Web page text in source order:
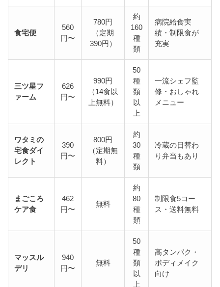
食宅便
560
円〜
780円
（定期
390円）
約
160
種
類
病院給食実
績・制限食が
充実
三ツ星フ
ァーム
626
円〜
990円
（14食以
上無料）
50
種
類
以
上
一流シェフ監
修・おしゃれ
メニュー
ワタミの
宅食ダイ
レクト
390
円〜
800円
（定期無
料）
約
30
種
類
冷蔵の日替わ
り弁当もあり
まごころ
ケア食
462
円〜
無料
約
80
種
類
制限食5コー
ス・送料無料
マッスル
デリ
940
円〜
無料
50
種
類
以
上
高タンパク・
ボディメイク
向け